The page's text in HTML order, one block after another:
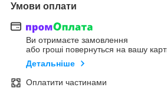
Умови оплати
Ви отримаєте замовлення
або гроші повернуться на вашу
Детальніше
Оплатити частинами